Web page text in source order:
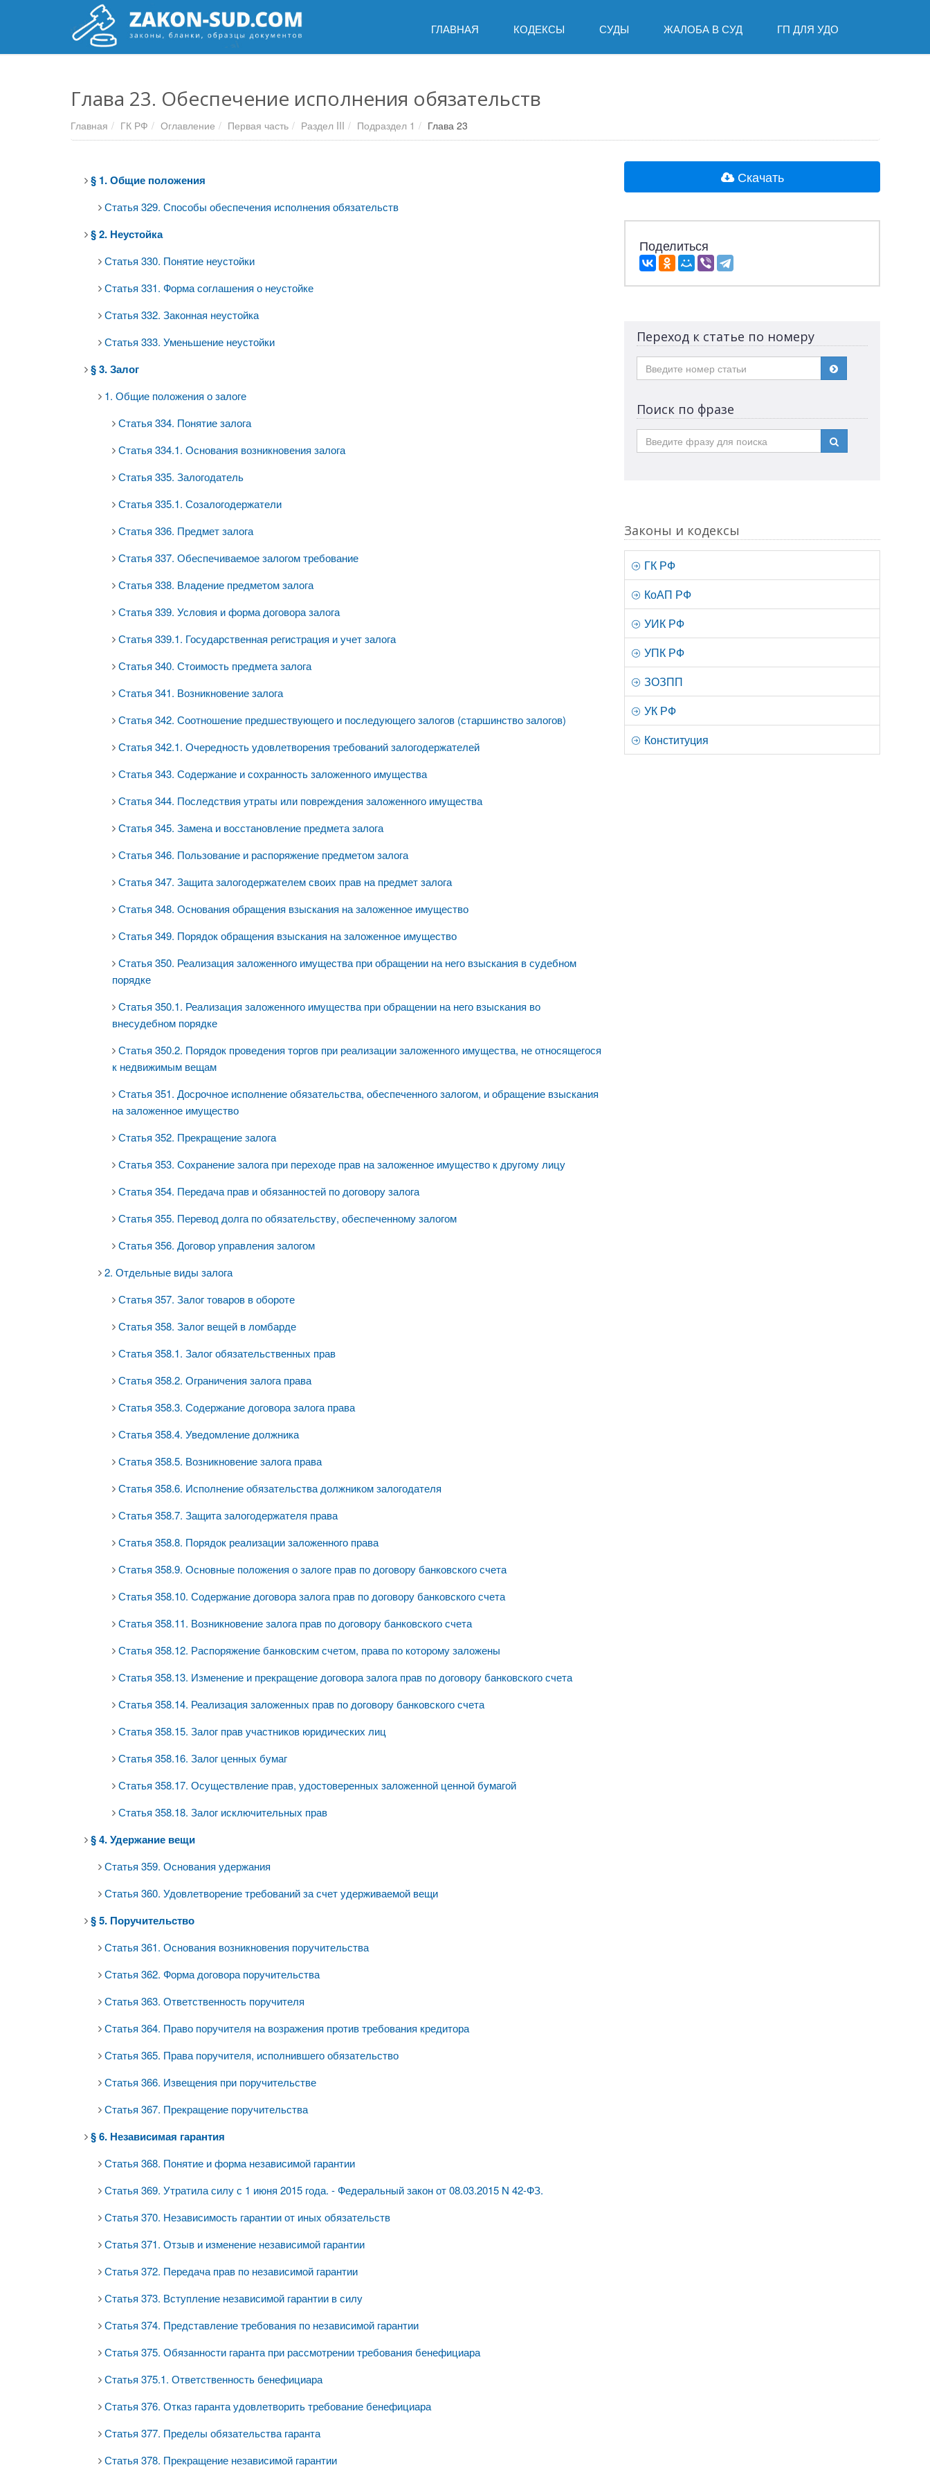
ГЛАВНАЯ КОДЕКСЫ СУДЫ ЖАЛОБА В СУД ГП ДЛЯ УДО
Глава 23. Обеспечение исполнения обязательств
Главная ГК РФ Оглавление Первая часть Раздел III Подраздел 1 Глава 23
§ 1. Общие положения
Статья 329. Способы обеспечения исполнения обязательств
§ 2. Неустойка
Статья 330. Понятие неустойки
Статья 331. Форма соглашения о неустойке
Статья 332. Законная неустойка
Статья 333. Уменьшение неустойки
§ 3. Залог
1. Общие положения о залоге
Статья 334. Понятие залога
Статья 334.1. Основания возникновения залога
Статья 335. Залогодатель
Статья 335.1. Созалогодержатели
Статья 336. Предмет залога
Статья 337. Обеспечиваемое залогом требование
Статья 338. Владение предметом залога
Статья 339. Условия и форма договора залога
Статья 339.1. Государственная регистрация и учет залога
Статья 340. Стоимость предмета залога
Статья 341. Возникновение залога
Статья 342. Соотношение предшествующего и последующего залогов (старшинство залогов)
Статья 342.1. Очередность удовлетворения требований залогодержателей
Статья 343. Содержание и сохранность заложенного имущества
Статья 344. Последствия утраты или повреждения заложенного имущества
Статья 345. Замена и восстановление предмета залога
Статья 346. Пользование и распоряжение предметом залога
Статья 347. Защита залогодержателем своих прав на предмет залога
Статья 348. Основания обращения взыскания на заложенное имущество
Статья 349. Порядок обращения взыскания на заложенное имущество
Статья 350. Реализация заложенного имущества при обращении на него взыскания в судебном
порядке
Статья 350.1. Реализация заложенного имущества при обращении на него взыскания во
внесудебном порядке
Статья 350.2. Порядок проведения торгов при реализации заложенного имущества, не относящегося
к недвижимым вещам
Статья 351. Досрочное исполнение обязательства, обеспеченного залогом, и обращение взыскания
на заложенное имущество
Статья 352. Прекращение залога
Статья 353. Сохранение залога при переходе прав на заложенное имущество к другому лицу
Статья 354. Передача прав и обязанностей по договору залога
Статья 355. Перевод долга по обязательству, обеспеченному залогом
Статья 356. Договор управления залогом
2. Отдельные виды залога
Статья 357. Залог товаров в обороте
Статья 358. Залог вещей в ломбарде
Статья 358.1. Залог обязательственных прав
Статья 358.2. Ограничения залога права
Статья 358.3. Содержание договора залога права
Статья 358.4. Уведомление должника
Статья 358.5. Возникновение залога права
Статья 358.6. Исполнение обязательства должником залогодателя
Статья 358.7. Защита залогодержателя права
Статья 358.8. Порядок реализации заложенного права
Статья 358.9. Основные положения о залоге прав по договору банковского счета
Статья 358.10. Содержание договора залога прав по договору банковского счета
Статья 358.11. Возникновение залога прав по договору банковского счета
Статья 358.12. Распоряжение банковским счетом, права по которому заложены
Статья 358.13. Изменение и прекращение договора залога прав по договору банковского счета
Статья 358.14. Реализация заложенных прав по договору банковского счета
Статья 358.15. Залог прав участников юридических лиц
Статья 358.16. Залог ценных бумаг
Статья 358.17. Осуществление прав, удостоверенных заложенной ценной бумагой
Статья 358.18. Залог исключительных прав
§ 4. Удержание вещи
Статья 359. Основания удержания
Статья 360. Удовлетворение требований за счет удерживаемой вещи
§ 5. Поручительство
Статья 361. Основания возникновения поручительства
Статья 362. Форма договора поручительства
Статья 363. Ответственность поручителя
Статья 364. Право поручителя на возражения против требования кредитора
Статья 365. Права поручителя, исполнившего обязательство
Статья 366. Извещения при поручительстве
Статья 367. Прекращение поручительства
§ 6. Независимая гарантия
Статья 368. Понятие и форма независимой гарантии
Статья 369. Утратила силу с 1 июня 2015 года. - Федеральный закон от 08.03.2015 N 42-ФЗ.
Статья 370. Независимость гарантии от иных обязательств
Статья 371. Отзыв и изменение независимой гарантии
Статья 372. Передача прав по независимой гарантии
Статья 373. Вступление независимой гарантии в силу
Статья 374. Представление требования по независимой гарантии
Статья 375. Обязанности гаранта при рассмотрении требования бенефициара
Статья 375.1. Ответственность бенефициара
Статья 376. Отказ гаранта удовлетворить требование бенефициара
Статья 377. Пределы обязательства гаранта
Статья 378. Прекращение независимой гарантии
Скачать
Поделиться
Переход к статье по номеру
Поиск по фразе
Законы и кодексы
ГК РФ
КоАП РФ
УИК РФ
УПК РФ
ЗОЗПП
УК РФ
Конституция